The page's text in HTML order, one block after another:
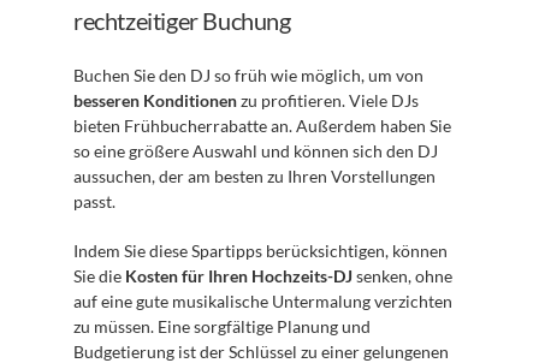
rechtzeitiger Buchung
besseren Konditionen zu profitieren. Viele DJs
bieten Frühbucherrabatte an. Außerdem haben Sie
so eine größere Auswahl und können sich den DJ
aussuchen, der am besten zu Ihren Vorstellungen
passt.
Indem Sie diese Spartipps berücksichtigen, können
Sie die Kosten für Ihren Hochzeits-DJ senken, ohne
auf eine gute musikalische Untermalung verzichten
zu müssen. Eine sorgfältige Planung und
Budgetierung ist der Schlüssel zu einer gelungenen